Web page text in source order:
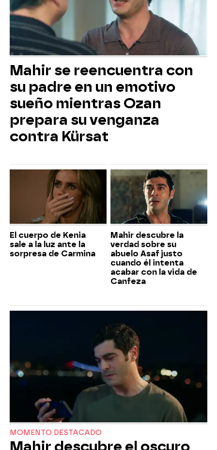
Mahir se reencuentra con
su padre en un emotivo
sueño mientras Ozan
prepara su venganza
contra Kürsat
El cuerpo de Kenia
sale a la luz ante la
sorpresa de Carmina
Mahir descubre la
verdad sobre su
abuelo Asaf justo
cuando él intenta
acabar con la vida de
Canfeza
MOMENTO DESTACADO
Mahir descubre el oscuro